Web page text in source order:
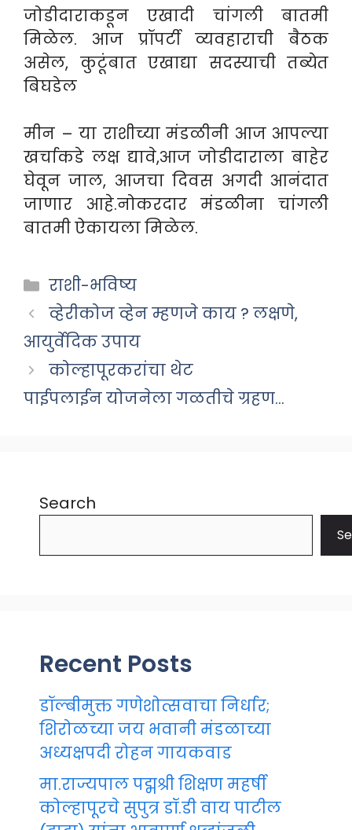
जोडीदाराकडून एखादी चांगली बातमी
मिळेल. आज प्रॉपर्टी व्यवहाराची बैठक
असेल, कुटूंबात एखाद्या सदस्याची तब्येत
बिघडेल
मीन – या राशीच्या मंडळीनी आज आपल्या
खर्चाकडे लक्ष द्यावे,आज जोडीदाराला बाहेर
घेवून जाल, आजचा दिवस अगदी आनंदात
जाणार आहे.नोकरदार मंडळीना चांगली
बातमी ऐकायला मिळेल.
Categories
राशी-भविष्य
व्हेरीकोज व्हेन म्हणजे काय ? लक्षणे,
आयुर्वेदिक उपाय
कोल्हापूरकरांचा थेट
पाईपलाईन योजनेला गळतीचे ग्रहण…
Search
Recent Posts
डॉल्बीमुक्त गणेशोत्सवाचा निर्धार;
शिरोळच्या जय भवानी मंडळाच्या
अध्यक्षपदी रोहन गायकवाड
मा.राज्यपाल पद्मश्री शिक्षण महर्षी
कोल्हापूरचे सुपुत्र डॉ.डी वाय पाटील